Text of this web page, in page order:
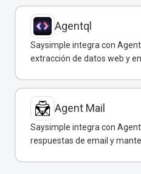
Agentql
Saysimple integra con
extracción de datos web y
Agent Mail
Saysimple integra con
respuestas de email y